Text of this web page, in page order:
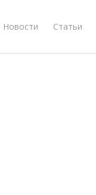
Новости Статьи